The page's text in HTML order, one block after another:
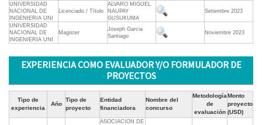
UNIVERSIDAD
NACIONAL DE
INGENIERIA UNI
Licenciado / Título
ALVARO MIGUEL
NAUPAY
GUSUKUMA
Setiembre 2023
UNIVERSIDAD
NACIONAL DE
INGENIERIA UNI
Magister
Joseph Garcia
Santiago
Noviembre 2023
EXPERIENCIA COMO EVALUADOR Y/O FORMULADOR DE
PROYECTOS
Tipo de
experiencia
Ańo
Tipo de
proyecto
Entidad
financiadora
Nombre del
concurso
Metodología
de
evaluación
Monto
proyecto
(USD)
ASOCIACION DE